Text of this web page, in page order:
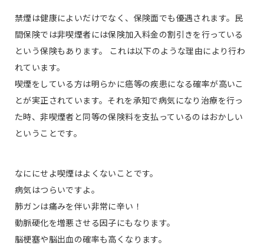
禁煙は健康によいだけでなく、保険面でも優遇されます。民
間保険では非喫煙者には保険加入料金の割引きを行っている
という保険もあります。 これは以下のような理由により行わ
れています。
喫煙をしている方は明らかに癌等の疾患になる確率が高いこ
とが実正されています。それを承知で病気になり治療を行っ
た時、非喫煙者と同等の保険料を支払っているのはおかしい
ということです。
なににせよ喫煙はよくないことです。
病気はつらいですよ。
肺ガンは痛みを伴い非常に辛い！
動脈硬化を増悪させる因子にもなります。
脳梗塞や脳出血の確率も高くなります。